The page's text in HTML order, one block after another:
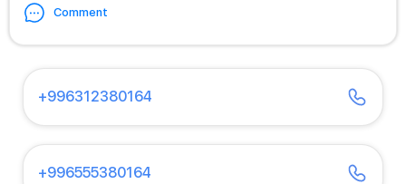
Comment
+996312380164
+996555380164